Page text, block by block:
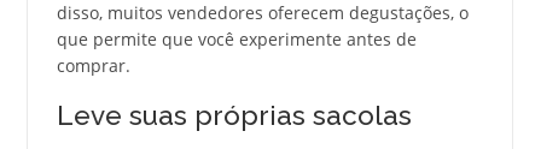
disso, muitos vendedores oferecem degustações, o
que permite que você experimente antes de
comprar.
Leve suas próprias sacolas